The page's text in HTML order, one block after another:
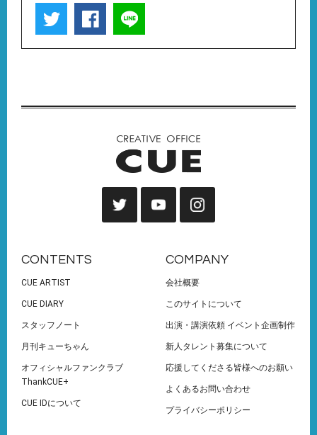
CONTENTS
CUE ARTIST
CUE DIARY
スタッフノート
月刊キューちゃん
オフィシャルファンクラブ
ThankCUE+
CUE IDについて
COMPANY
会社概要
このサイトについて
出演・講演依頼 イベント企画制作
新人タレント募集について
応援してくださる皆様へのお願い
よくあるお問い合わせ
プライバシーポリシー